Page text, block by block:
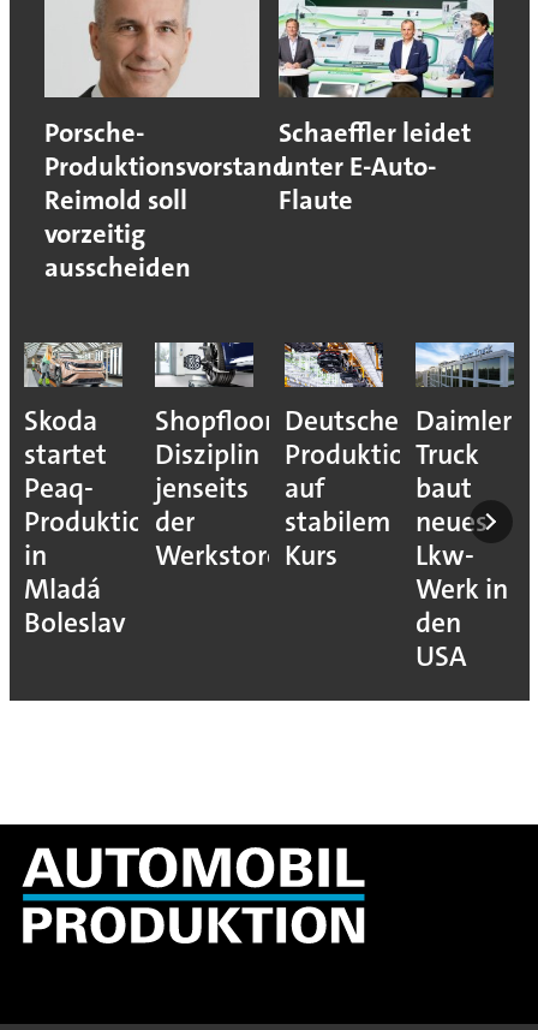
Porsche-
Produktionsvorstand
Reimold soll
vorzeitig
ausscheiden
Schaeffler leidet
unter E-Auto-
Flaute
Skoda
startet
Peaq-
Produktion
in
Mladá
Boleslav
Shopfloor-
Disziplin
jenseits
der
Werkstore
Deutsche
Produktion
auf
stabilem
Kurs
Daimler
Truck
baut
neues
Lkw-
Werk in
den
USA